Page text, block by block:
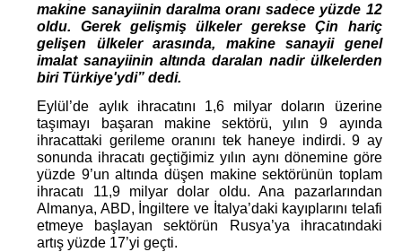
makine sanayiinin daralma oranı sadece yüzde 12
oldu.
Gerek gelişmiş ülkeler gerekse Çin hariç
gelişen ülkeler arasında, makine sanayii genel
imalat sanayiinin altında daralan nadir ülkelerden
biri Türkiye'ydi” dedi.
Eylül’de aylık ihracatını 1,6 milyar doların üzerine
taşımayı başaran makine sektörü, yılın 9 ayında
ihracattaki gerileme oranını tek haneye indirdi. 9 ay
sonunda ihracatı geçtiğimiz yılın aynı dönemine göre
yüzde 9’un altında düşen makine sektörünün toplam
ihracatı 11,9 milyar dolar oldu. Ana pazarlarından
Almanya, ABD, İngiltere ve İtalya’daki kayıplarını telafi
etmeye başlayan sektörün Rusya’ya ihracatındaki
artış yüzde 17’yi geçti.